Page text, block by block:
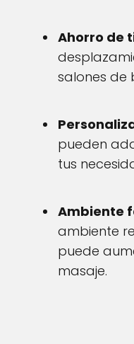
Ahorro de
salones de
pueden
tus
Ambiente
ambiente
puede
masaje.